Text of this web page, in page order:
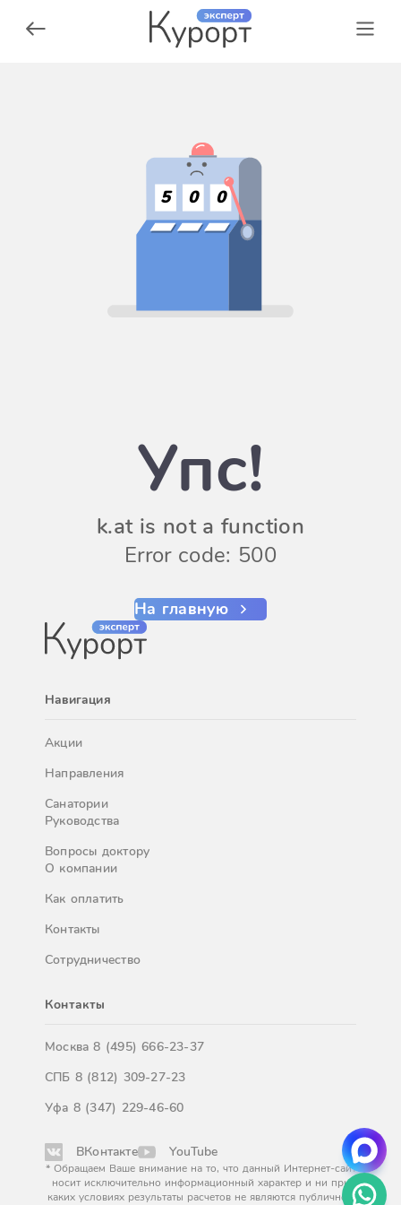
5 0 0
Упс!
k.at is not a function
Error code: 500
На главную
Навигация
Акции
Направления
Санатории
Руководства
Вопросы доктору
О компании
Как оплатить
Контакты
Сотрудничество
Контакты
Москва8 (495) 666-23-37
СПБ 8 (812) 309-27-23
Уфа 8 (347) 229-46-60
ВКонтакте YouTube
* Обращаем Ваше внимание на то, что данный Интернет-сайт
носит исключительно информационный характер и ни при
каких условиях результаты расчетов не являются публичной